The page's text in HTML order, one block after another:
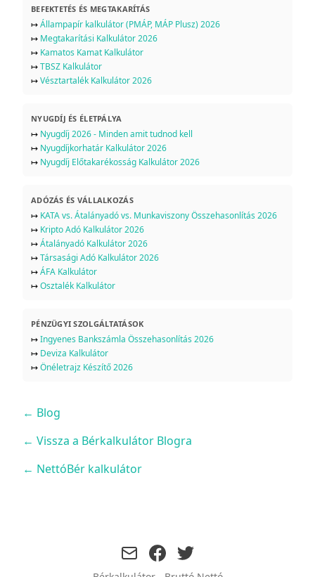
BEFEKTETÉS ÉS MEGTAKARÍTÁS
↦Állampapír kalkulátor (PMÁP, MÁP Plusz) 2026
↦ Megtakarítási Kalkulátor 2026
↦ Kamatos Kamat Kalkulátor
↦TBSZ Kalkulátor
↦Vésztartalék Kalkulátor 2026
NYUGDÍJ ÉS ÉLETPÁLYA
↦ Nyugdíj 2026 - Minden amit tudnod kell
↦ Nyugdíjkorhatár Kalkulátor 2026
↦ Nyugdíj Előtakarékosság Kalkulátor 2026
ADÓZÁS ÉS VÁLLALKOZÁS
↦ KATA vs. Átalányadó vs. Munkaviszony Összehasonlítás 2026
↦ Kripto Adó Kalkulátor 2026
↦Átalányadó Kalkulátor 2026
↦Társasági Adó Kalkulátor 2026
↦ÁFA Kalkulátor
↦Osztalék Kalkulátor
PÉNZÜGYI SZOLGÁLTATÁSOK
↦Ingyenes Bankszámla Összehasonlítás 2026
↦ Deviza Kalkulátor
↦Önéletrajz Készítő 2026
← Blog
← Vissza a Bérkalkulátor Blogra
← NettóBér kalkulátor
facebooktwitter